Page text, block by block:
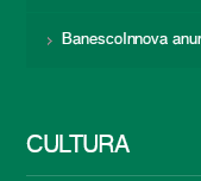
BanescoInnova
CULTURA